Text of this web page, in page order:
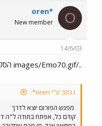
O
oren*
New member
14/6/03
../images/Emo70.gif הסקר באוויר, אתם מוזמנים להגיב
נכתב ע"י oren*:
מפגש הפורום יוצא לדרך
קודם כל, אפתח בתודה ל"ה